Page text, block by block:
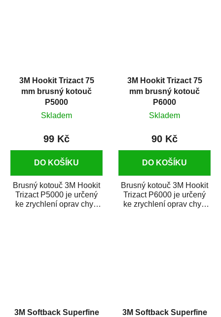
3M Hookit Trizact 75
mm brusný kotouč
P5000
Skladem
99 Kč
DO KOŠÍKU
Brusný kotouč 3M Hookit
Trizact P5000 je určený
ke zrychlení oprav chyb
3M Hookit Trizact 75
mm brusný kotouč
P6000
Skladem
90 Kč
DO KOŠÍKU
Brusný kotouč 3M Hookit
Trizact P6000 je určený
ke zrychlení oprav chyb
3M Softback Superfine
3M Softback Superfine